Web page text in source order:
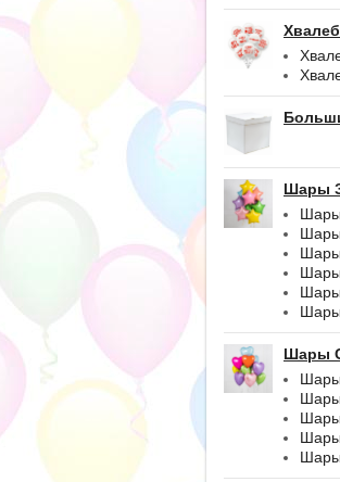
Шары
Шары
Шары